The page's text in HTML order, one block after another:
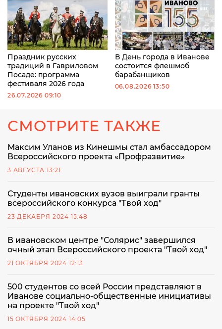
Праздник русских
традиций в Гавриловом
Посаде: программа
фестиваля 2026 года
26.07.2026 09:10
В День города в Иванове
состоится флешмоб
барабанщиков
06.08.2026 13:50
СМОТРИТЕ ТАКЖЕ
Максим Уланов из Кинешмы стал амбассадором
Всероссийского проекта «Профразвитие»
3 АВГУСТА 13:21
Студенты ивановских вузов выиграли гранты
всероссийского конкурса "Твой ход"
23 ДЕКАБРЯ 2024 15:48
В ивановском центре "Солярис" завершился
очный этап Всероссийского проекта "Твой ход"
21 ОКТЯБРЯ 2024 12:13
500 студентов со всей России представляют в
Иванове социально-общественные инициативы
на проекте "Твой ход"
15 ОКТЯБРЯ 2024 14:05